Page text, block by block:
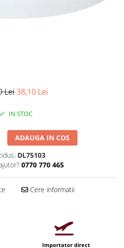
Lei38,10 Lei
IN STOC
ADAUGA IN COS
DL75103
0770 770 465
Cere informatii
Importator direct